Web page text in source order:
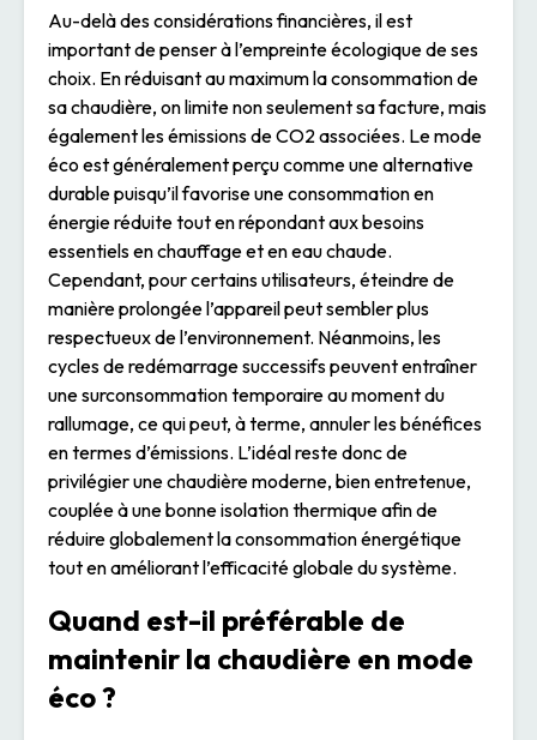
Au-delà des considérations financières, il est
important de penser à l’empreinte écologique de ses
choix. En réduisant au maximum la consommation de
sa chaudière, on limite non seulement sa facture, mais
également les émissions de CO2 associées. Le mode
éco est généralement perçu comme une alternative
durable puisqu’il favorise une consommation en
énergie réduite tout en répondant aux besoins
essentiels en chauffage et en eau chaude.
Cependant, pour certains utilisateurs, éteindre de
manière prolongée l’appareil peut sembler plus
respectueux de l’environnement. Néanmoins, les
cycles de redémarrage successifs peuvent entraîner
une surconsommation temporaire au moment du
rallumage, ce qui peut, à terme, annuler les bénéfices
en termes d’émissions. L’idéal reste donc de
privilégier une chaudière moderne, bien entretenue,
couplée à une bonne isolation thermique afin de
réduire globalement la consommation énergétique
tout en améliorant l’efficacité globale du système.
Quand est-il préférable de
maintenir la chaudière en mode
éco ?